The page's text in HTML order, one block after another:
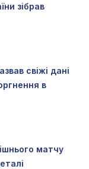
зібрав
свіжі дані
в
матчу